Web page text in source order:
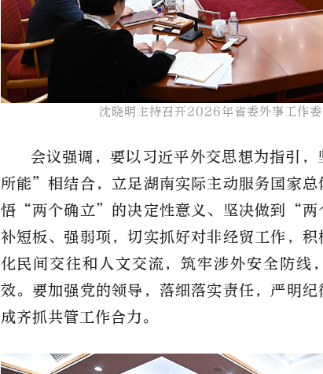
沈晓明主持召开2026年省委外事工作委
会议强调，要以习近平外交思想为指引，
所能”相结合，立足湖南实际主动服务国家
悟“两个确立”的决定性意义、坚决做到“两
补短板、强弱项，切实抓好对非经贸工作，
化民间交往和人文交流，筑牢涉外安全防线
效。要加强党的领导，落细落实责任，严明
成齐抓共管工作合力。